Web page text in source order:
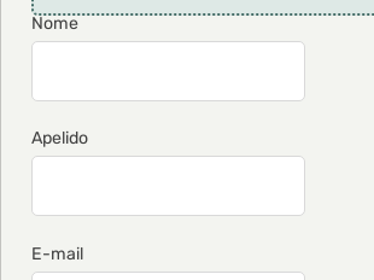
Nome
Apelido
E-mail
G
u
n